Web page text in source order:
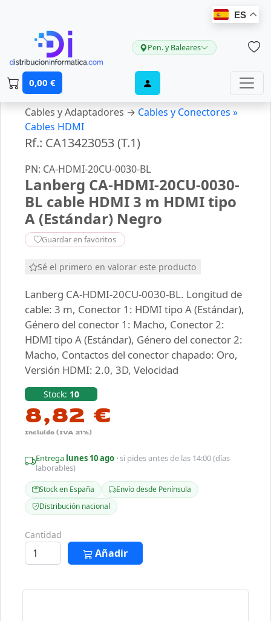
ES
Pen. y Baleares
0,00 €
Cables y Adaptadores → Cables y Conectores »
Cables HDMI
Rf.: CA13423053 (T.1)
PN: CA-HDMI-20CU-0030-BL
Lanberg CA-HDMI-20CU-0030-
BL cable HDMI 3 m HDMI tipo
A (Estándar) Negro
Guardar en favoritos
Sé el primero en valorar este producto
Lanberg CA-HDMI-20CU-0030-BL. Longitud de
cable: 3 m, Conector 1: HDMI tipo A (Estándar),
Género del conector 1: Macho, Conector 2:
HDMI tipo A (Estándar), Género del conector 2:
Macho, Contactos del conector chapado: Oro,
Versión HDMI: 2.0, 3D, Velocidad
Stock: 10
8,82 €
Incluido (IVA 21%)
Entrega lunes 10 ago ·si pides antes de las 14:00 (días
laborables)
Stock en España
Envío desde Península
Distribución nacional
Cantidad
Añadir